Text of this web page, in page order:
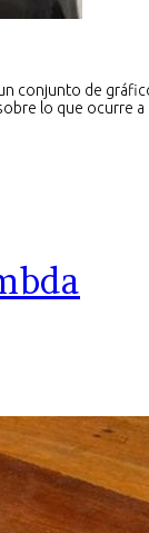
conjunto de
lo que ocurre a